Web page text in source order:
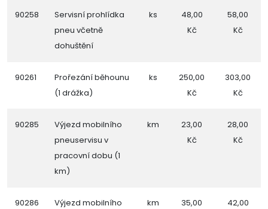
90258
Servisní prohlídka
pneu včetně
dohuštění
ks
48,00
Kč
58,00
Kč
90261
Prořezání běhounu
(1 drážka)
ks
250,00
Kč
303,00
Kč
90285
Výjezd mobilního
pneuservisu v
pracovní dobu (1
km)
km
23,00
Kč
28,00
Kč
90286
Výjezd mobilního
km
35,00
42,00